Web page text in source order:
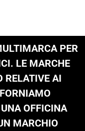
PER
LE MARCHE
RELATIVE AI
OFFICINA
MARCHIO